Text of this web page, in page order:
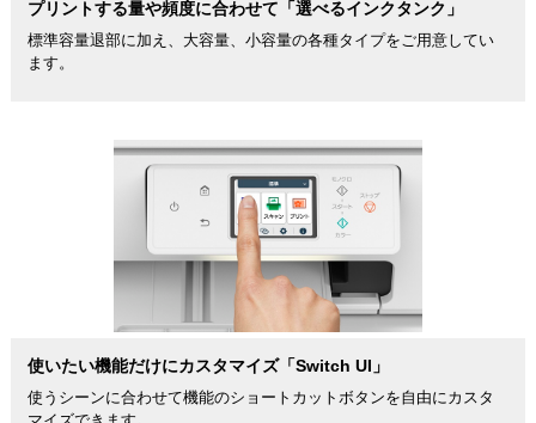
プリントする量や頻度に合わせて「選べるインクタンク」
標準容量退部に加え、大容量、小容量の各種タイプをご用意してい
ます。
使いたい機能だけにカスタマイズ「Switch UI」
使うシーンに合わせて機能のショートカットボタンを自由にカスタ